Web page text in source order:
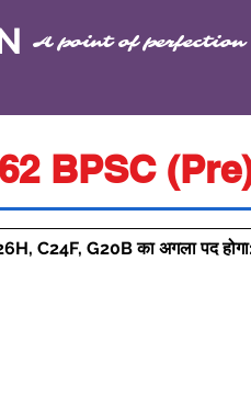
A point of perfection
BPSC
C24F, G20B का अगला पद होगा: